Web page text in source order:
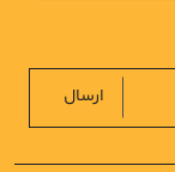
ارسال